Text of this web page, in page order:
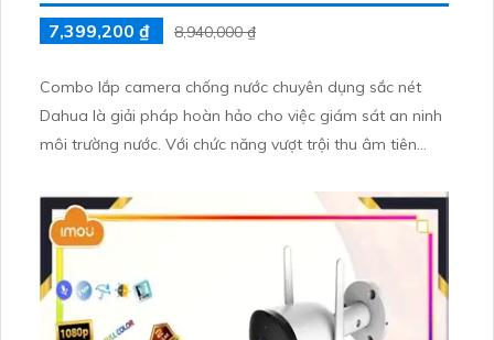
7,399,200 ₫
8,940,000 ₫
Combo lắp camera chống nước chuyên dụng sắc nét
Dahua là giải pháp hoàn hảo cho việc giám sát an ninh
môi trường nước. Với chức năng vượt trội thu âm tiên
và được ưa chuộng hàng đầu tại Việt Nam.
Combo này bao gồm các loại camera chống nước chất
lượng cao từ thương hiệu Dahua, công nghệ tiên tiến và
độ phân giải sắc nét